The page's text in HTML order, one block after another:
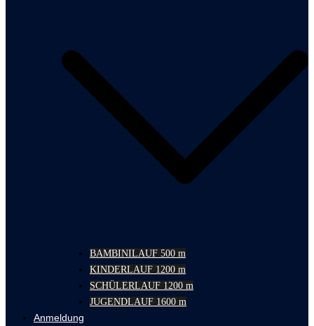
BAMBINILAUF 500 m
KINDERLAUF 1200 m
SCHÜLERLAUF 1200 m
JUGENDLAUF 1600 m
Anmeldung